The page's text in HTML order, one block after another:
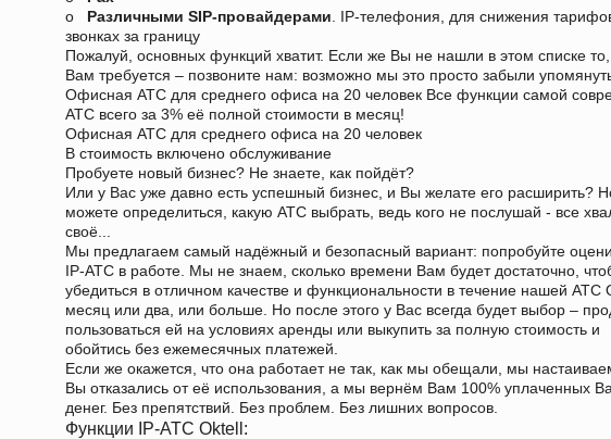
o РазличнымиSIP-провайдерами . IP-телефония, для снижения
звонках за границу
Пожалуй, основных функций хватит. Если же Вы не нашли в этом списке то,
Вам требуется – позвоните нам: возможно мы это просто забыли
Офисная АТС для среднего офиса на 20 человек Все функции самой
АТС всего за 3% её полной стоимости в месяц!
Офисная АТС для среднего офиса на 20 человек
В стоимость включено обслуживание
Пробуете новый бизнес? Не знаете, как пойдёт?
Или у Вас уже давно есть успешный бизнес, и Вы желате его расширить?
можете определиться, какую АТС выбрать, ведь кого не послушай - все
своё...
Мы предлагаем самый надёжный и безопасный вариант: попробуйте
IP-АТС в работе. Мы не знаем, сколько времени Вам будет достаточно,
убедиться в отличном качестве и функциональности в течение нашей АТС
месяц или два, или больше. Но после этого у Вас всегда будет выбор –
пользоваться ей на условиях аренды или выкупить за полную стоимость и
обойтись без ежемесячных платежей.
Если же окажется, что она работает не так, как мы обещали, мы
Вы отказались от её использования, а мы вернём Вам 100% уплаченных
денег. Без препятствий. Без проблем. Без лишних вопросов.
Функции IP-АТС Oktell: